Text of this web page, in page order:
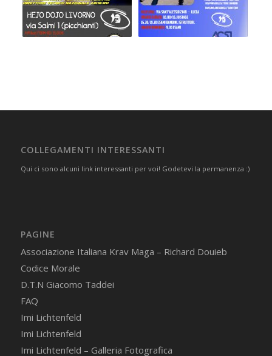
COLLEGAMENTI INTERESSANTI
Qui ci sono alcuni link interessanti per voi! Godetevi la permanenza :)
PAGINE
Associazione Italiana Krav Maga – Richard Douieb
Codice Morale
D.T.N Giacomo Taddei
FAQ
Imi Lichtenfeld
Imi Lichtenfeld
Imi Lichtenfeld – Galleria Fotografica